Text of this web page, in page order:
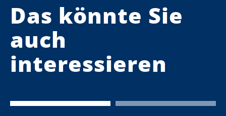
Das könnte Sie
auch
interessieren